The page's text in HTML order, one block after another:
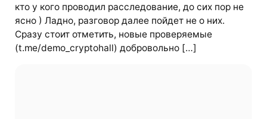
кто у кого проводил расследование, до сих пор не
ясно ) Ладно, разговор далее пойдет не о них.
Сразу стоит отметить, новые проверяемые
(t.me/demo_cryptohall) добровольно […]